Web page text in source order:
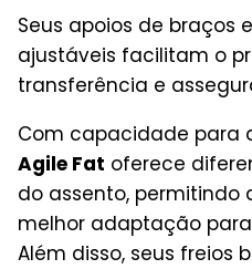
Seus apoios de braços
ajustáveis facilitam o
transferência e
Com capacidade para
Agile Fat oferece
do assento, permitindo
melhor adaptação
Além disso, seus freios